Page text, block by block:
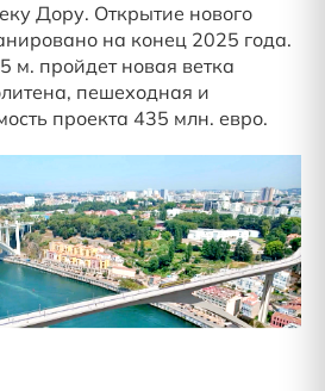
Дору. Открытие нового
на конец 2025 года.
м. пройдет новая ветка
пешеходная и
проекта 435 млн. евро.